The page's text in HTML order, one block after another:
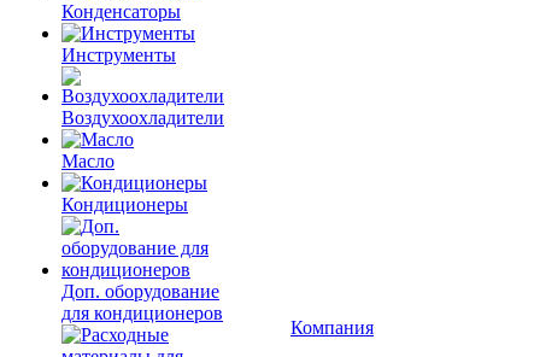
Конденсаторы
Инструменты
Воздухоохладители
Масло
Кондиционеры
Доп. оборудование
для кондиционеров
Компания